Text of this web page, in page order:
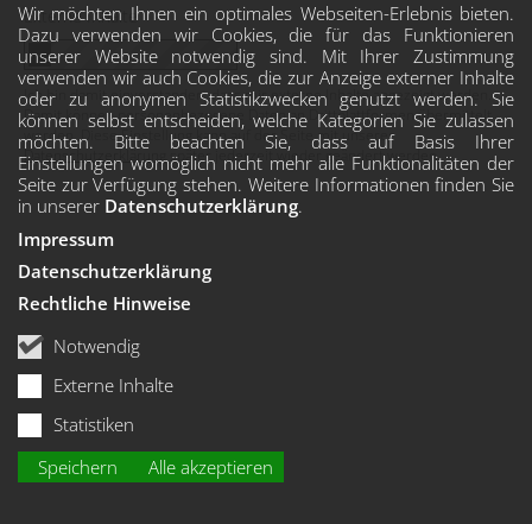
Wir möchten Ihnen ein optimales Webseiten-Erlebnis bieten.
Dazu verwenden wir Cookies, die für das Funktionieren
unserer Website notwendig sind. Mit Ihrer Zustimmung
verwenden wir auch Cookies, die zur Anzeige externer Inhalte
oder zu anonymen Statistikzwecken genutzt werden. Sie
können selbst entscheiden, welche Kategorien Sie zulassen
möchten. Bitte beachten Sie, dass auf Basis Ihrer
Einstellungen womöglich nicht mehr alle Funktionalitäten der
Seite zur Verfügung stehen. Weitere Informationen finden Sie
in unserer Datenschutzerklärung.
Notwendig
Externe Inhalte
Statistiken
Speichern
Alle akzeptieren
Impressum
Datenschutzerklärung
Rechtliche Hinweise
Externe Inhalte
Ich bin damit einverstanden, dass mir externe Inhalte angezeigt werden.
Damit können personenbezogene Daten an Drittplattformen übermittelt
werden. Diese Einstellung kann auf der Seite mit unserer
Datenschutzerklärung
später jederzeit wieder geändert werden.